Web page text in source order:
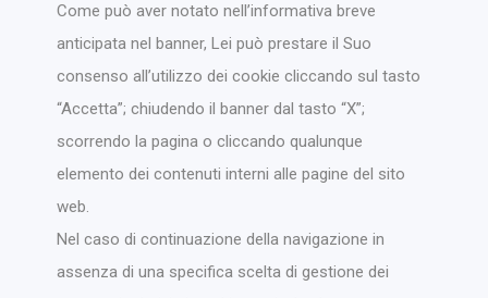
Come può aver notato nell’informativa breve
anticipata nel banner, Lei può prestare il Suo
consenso all’utilizzo dei cookie cliccando sul tasto
“Accetta”; chiudendo il banner dal tasto “X”;
scorrendo la pagina o cliccando qualunque
elemento dei contenuti interni alle pagine del sito
web.
Nel caso di continuazione della navigazione in
assenza di una specifica scelta di gestione dei